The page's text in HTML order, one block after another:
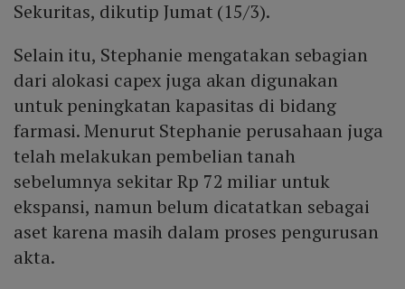
Sekuritas, dikutip Jumat (15/3).
Selain itu, Stephanie mengatakan sebagian
dari alokasi capex juga akan digunakan
untuk peningkatan kapasitas di bidang
farmasi. Menurut Stephanie perusahaan juga
telah melakukan pembelian tanah
sebelumnya sekitar Rp 72 miliar untuk
ekspansi, namun belum dicatatkan sebagai
aset karena masih dalam proses pengurusan
akta.